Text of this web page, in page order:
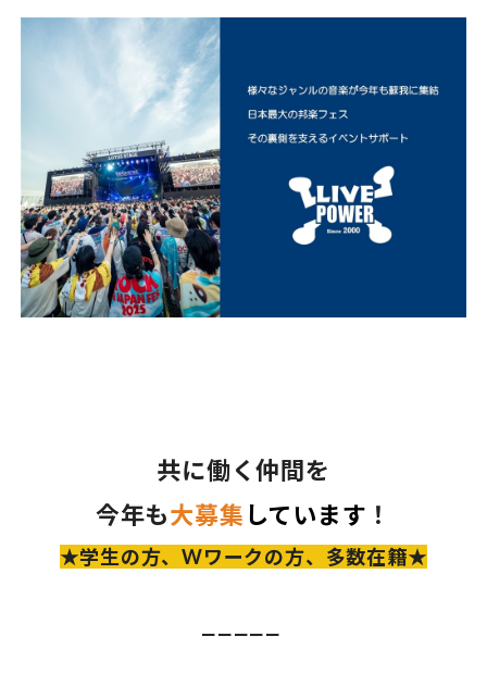
共に働く仲間を
今年も大募集 しています ！
★学生の方、Wワークの方、多数在籍★
ーーーーー